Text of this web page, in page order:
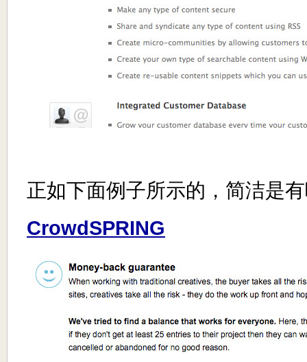
正如下面例子所示的，简洁是
CrowdSPRING